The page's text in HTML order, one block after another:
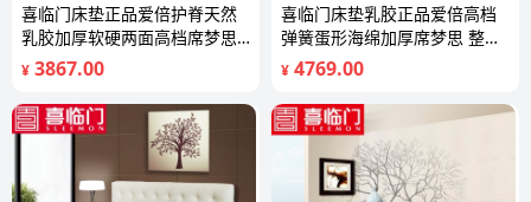
喜临门床垫正品爱倍护脊天然
乳胶加厚软硬两面高档席梦思
舒眠
¥ 3867.00
喜临门床垫乳胶正品爱倍高档
弹簧蛋形海绵加厚席梦思 整体
栖燕
¥ 4769.00